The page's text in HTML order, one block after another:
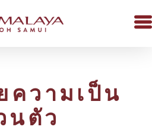
ความเป็น
นตัว